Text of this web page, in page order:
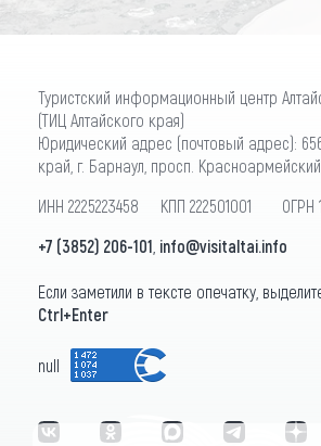
Туристский информационный центр
(ТИЦ Алтайского края)
Юридический адрес (почтовый адрес):
край, г. Барнаул, просп.
ИНН 2225223458 КПП 222501001 ОГРН
+7 (3852) 206-101 info@visitaltai.info
Если заметили в тексте опечатку,
Ctrl+Enter
null